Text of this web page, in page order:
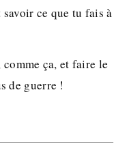
ce que tu fais à
ça, et faire le
de guerre !